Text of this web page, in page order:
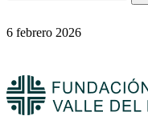
6 febrero 2026